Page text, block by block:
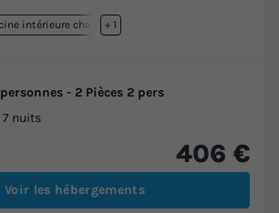
intérieure chauffée
+ 1
personnes - 2 Pièces 2 pers
nuits
406 €
Voir les hébergements